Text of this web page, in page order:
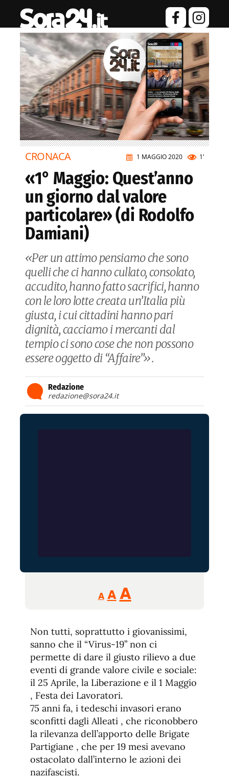
1 MAGGIO 2020 1’
CRONACA
«1° Maggio: Quest’anno
un giorno dal valore
particolare» (di Rodolfo
Damiani)
«Per un attimo pensiamo che sono
quelli che ci hanno cullato, consolato,
accudito, hanno fatto sacrifici, hanno
con le loro lotte creata un’Italia più
giusta, i cui cittadini hanno pari
dignità, cacciamo i mercanti dal
tempio ci sono cose che non possono
essere oggetto di “Affaire”».
Redazione
redazione@sora24.it
A
Reducir
tamaño
A Restablecer
de
fuente
AAumentar
de
fuente.
Non tutti, soprattutto i giovanissimi,
sanno che il “Virus-19” non ci
permette di dare il giusto rilievo a due
eventi di grande valore civile e sociale:
il 25 Aprile, la Liberazione e il 1 Maggio
, Festa dei Lavoratori.
75 anni fa, i tedeschi invasori erano
sconfitti dagli Alleati , che riconobbero
la rilevanza dell’apporto delle Brigate
Partigiane , che per 19 mesi avevano
ostacolato dall’interno le azioni dei
nazifascisti.